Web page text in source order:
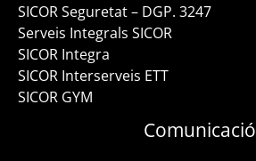
SICOR Seguretat – DGP. 3247
Serveis Integrals SICOR
SICOR Integra
SICOR Interserveis ETT
SICOR GYM
Comunicació